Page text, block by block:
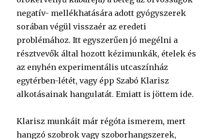
negatív- mellékhatására adott gyógyszerek
sorában végül visszaér az eredeti
problémához. Itt egyszerűen jó megélni a
résztvevők által hozott kézimunkák, ételek és
az enyhén experimentális utcaszínház
egytérben-létét, vagy épp Szabó Klarisz
alkotásainak hangulatát. Emiatt is jöttem ide.
Klarisz munkáit már régóta ismerem, mert
hangzó szobrok vagy szoborhangszerek,